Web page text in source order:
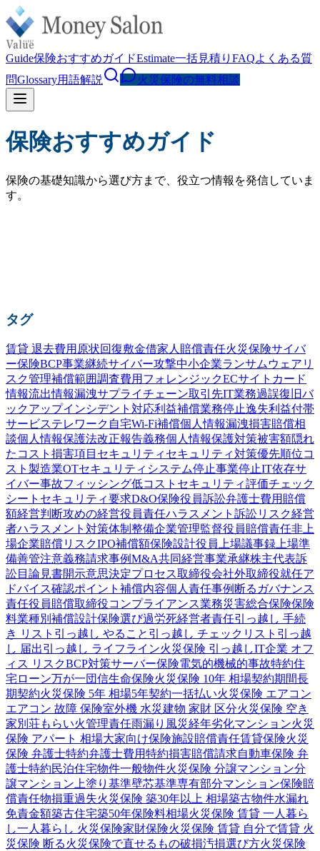
Guide保険おすすめガイドEstimate一括見積り FAQよくある質
問Glossary用語解説 火災保険の無料相談
保険おすすめガイド
保険の基礎知識から選び方まで、役立つ情報を発信していま
す。
タグ
賃貸 退去費用 原状回復敷金借家人賠償責任火災保険サイバ
ー保険BCP事業継続サイバー攻撃中小企業ランサムウェア リ
スク管理補償範囲調査費用 フォレンジックECサイト カード
情報流出情報漏洩サプライチェーン取引先IT業務過誤復旧バ
ックアップインシデント対応利益補償業務停止逸失利益付帯
サービステレワーク 自宅Wi-Fi補償個人情報漏洩損害賠償相
談個人情報保護法改正報告義務個人情報保護対策被害額隠れ
たコスト 損害項目 セキュリティ セキュリティ対策優先順位コ
スト 製造業OTセキュリティ システム停止事業停止IT依存サ
イバー事故フィッシング低コスト セキュリティ評価チェック
シート セキュリティ要求D&O保険役員訴訟弁護士費用 賠償
額経営判断攻めの経営役員責任ハラスメント 訴訟リスク経営
者ハラスメント対策体制整備企業管理監督役員賠償責任非上
場企業賠償リスクIPO補償額保険設計役員 上場議事録 上場準
備善管注意義務請求事例M&A共同経営事業承継株主代表訴
訟目論見書開示意思決定プロセス取締役会社外取締役就任ア
ドバイス確認ポイント 補償内容個人責任事例 断る ガバナンス
責任役員賠償取締役コンプライアンス業務災害総合保険保険
料業種別 補償設計保険選び過労死経営者責任引っ越し 手続
き リスト 引っ越し やること 引っ越し チェックリスト 引っ越
し 届出引っ越し ライフライン火災保険 引っ越しIT企業 オフ
ィス リスクBCP対策サーバー保険電気的機械的事故特約住
宅ローン万が一団信生命保険火災保険 10年 相場契約期間長
期契約火災保険 5年 相場5年契約一括払い火災保険 エアコン
エアコン 故障 保険室外機 水災建物 家財 区分火災保険 空き
家別荘もらい火管理責任雨漏り 風災経年劣化マンション火災
保険 アパート 相場大家向け保険施設賠償責任賃貸保険火災
保険 弁護士特約弁護士費用特約損害賠償請求自動車保険 弁
護士特約民泊住宅物件一般物件火災保険 分譲マンション分
譲マンション 上塗り基準壁芯基準専有部分マンション保険賠
償責任物損重過失火災保険 築30年以上 相場築古物件水漏れ
免責金額築古住宅築50年保険料相場火災保険 賃貸 一人暮ら
し一人暮らし 火災保険家財保険火災保険 賃貸 自分で賃貸 火
災保険 断る火災保険で直せるもの破損汚損選び方火災保険